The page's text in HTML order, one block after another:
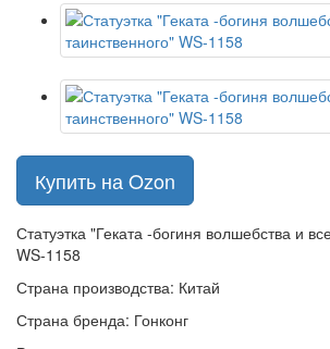
Купить на Ozon
Статуэтка "Геката -богиня волшебства и
WS-1158
Страна производства: Китай
Страна бренда: Гонконг